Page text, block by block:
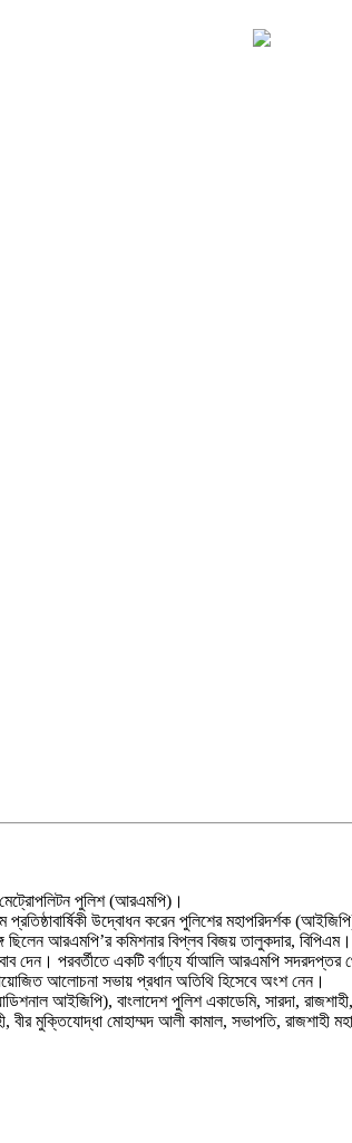
মেট্রোপলিটন পুলিশ (আরএমপি)।
উদ্বোধন করেন পুলিশের মহাপরিদর্শক
আরএমপি’র কমিশনার বিপ্লব বিজয় তালুকদার, বিপিএম।
দেন। পরবর্তীতে একটি বর্ণাঢ্য র্যাআলি আরএমপি
আলোচনা সভায় প্রধান অতিথি হিসেবে অংশ নেন।
আইজিপি), বাংলাদেশ পুলিশ একাডেমি, সারদা,
মুক্তিযোদ্ধা মোহাম্মদ আলী কামাল, সভাপতি, রাজশাহী